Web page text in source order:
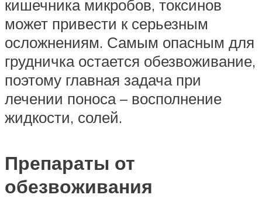
кишечника микробов, токсинов
может привести к серьезным
осложнениям. Самым опасным для
грудничка остается обезвоживание,
поэтому главная задача при
лечении поноса – восполнение
жидкости, солей.
Препараты от
обезвоживания